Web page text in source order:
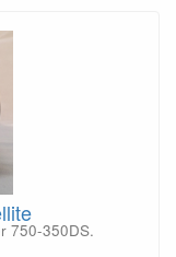
750-350DS.